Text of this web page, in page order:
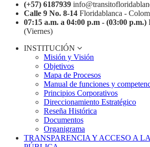
(+57) 6187939
Calle 9 No. 8-14 Floridablanca -
07:15 a.m. a 04:00 p.m - (03:00 p.m.)
(Viernes)
INSTITUCIÓN
Misión y Visión
Objetivos
Mapa de Procesos
Manual de funciones y
Principios Corporativos
Direccionamiento Estratégico
Reseña Histórica
Documentos
Organigrama
TRANSPARENCIA Y ACCESO A